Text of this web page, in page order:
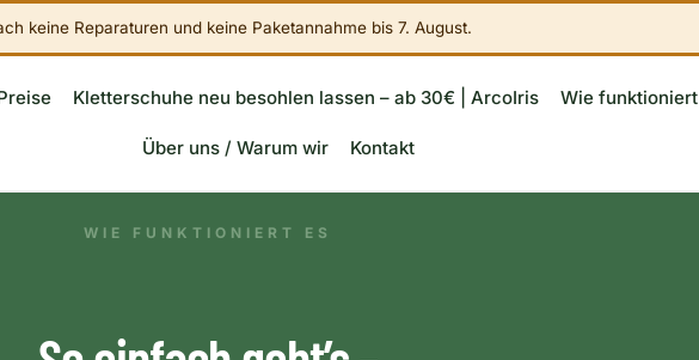
keine Reparaturen und keine Paketannahme bis 7. August.
Kletterschuhe neu besohlen lassen – ab 30€ | ArcoIris Wie funktioniert
Über uns / Warum wir Kontakt
WIE FUNKTIONIERT ES